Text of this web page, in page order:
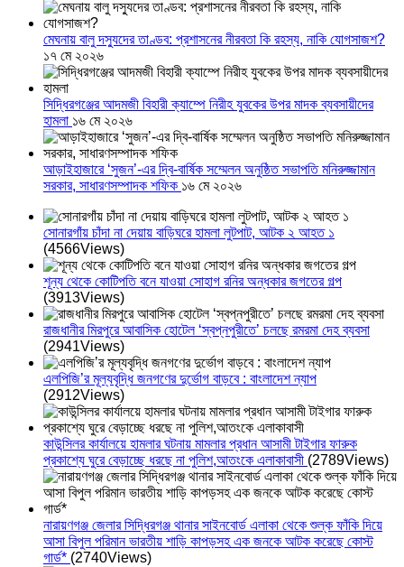
মেঘনায় বালু দস্যুদের তাণ্ডব: প্রশাসনের নীরবতা কি রহস্য, নাকি যোগসাজশ?
১৭ মে ২০২৬
সিদ্ধিরগঞ্জের আদমজী বিহারী ক্যাম্পে নিরীহ যুবকের উপর মাদক ব্যবসায়ীদের
হামলা ১৬ মে ২০২৬
আড়াইহাজারে ‘সুজন’-এর দ্বি-বার্ষিক সম্মেলন অনুষ্ঠিত সভাপতি মনিরুজ্জামান
সরকার, সাধারণসম্পাদক শফিক ১৬ মে ২০২৬
সোনারগাঁয় চাঁদা না দেয়ায় বাড়িঘরে হামলা লুটপাট, আটক ২ আহত ১
(4566Views)
শূন্য থেকে কোটিপতি বনে যাওয়া সোহাগ রনির অন্ধকার জগতের গল্প
(3913Views)
রাজধানীর মিরপুরে আবাসিক হোটেল ‘স্বপ্নপুরীতে’ চলছে রমরমা দেহ ব্যবসা
(2941Views)
এলপিজি’র মূল্যবৃদ্ধি জনগণের দুর্ভোগ বাড়বে : বাংলাদেশ ন্যাপ
(2912Views)
কাউন্সিলর কার্যালয়ে হামলার ঘটনায় মামলার প্রধান আসামী টাইগার ফারুক
প্রকাশ্যে ঘুরে বেড়াচ্ছে ধরছে না পুলিশ,আতংকে এলাকাবাসী (2789Views)
নারায়ণগঞ্জ জেলার সিদ্ধিরগঞ্জ থানার সাইনবোর্ড এলাকা থেকে শুল্ক ফাঁকি দিয়ে
আসা বিপুল পরিমান ভারতীয় শাড়ি কাপড়সহ এক জনকে আটক করেছে কোস্ট
গার্ড* (2740Views)